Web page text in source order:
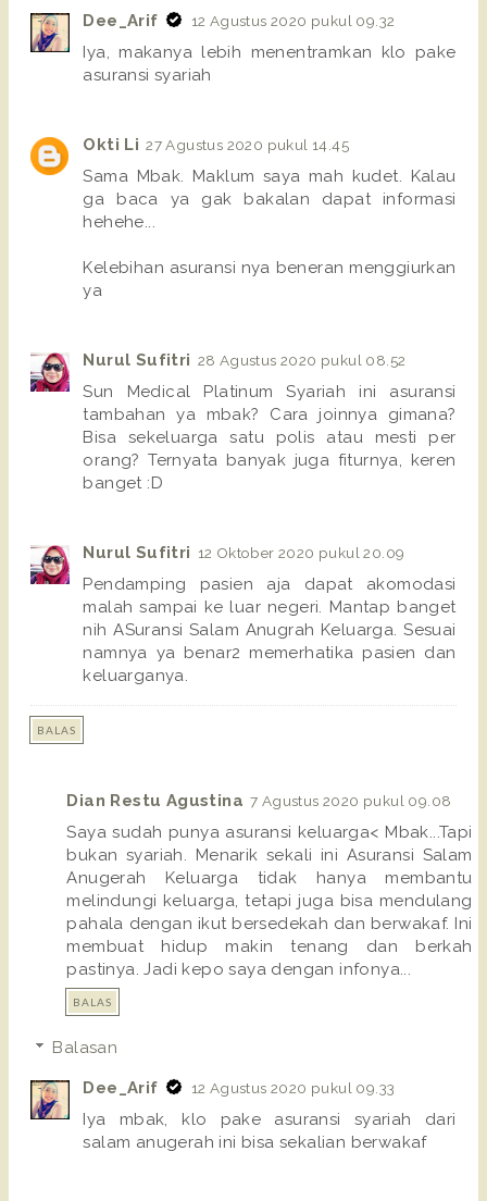
Dee_Arif 12 Agustus 2020 pukul 09.32
Iya, makanya lebih menentramkan klo pake
asuransi syariah
Okti Li 27 Agustus 2020 pukul 14.45
Sama Mbak. Maklum saya mah kudet. Kalau
ga baca ya gak bakalan dapat informasi
hehehe...
Kelebihan asuransi nya beneran menggiurkan
ya
Nurul Sufitri 28 Agustus 2020 pukul 08.52
Sun Medical Platinum Syariah ini asuransi
tambahan ya mbak? Cara joinnya gimana?
Bisa sekeluarga satu polis atau mesti per
orang? Ternyata banyak juga fiturnya, keren
banget :D
Nurul Sufitri 12 Oktober 2020 pukul 20.09
Pendamping pasien aja dapat akomodasi
malah sampai ke luar negeri. Mantap banget
nih ASuransi Salam Anugrah Keluarga. Sesuai
namnya ya benar2 memerhatika pasien dan
keluarganya.
BALAS
Dian Restu Agustina 7 Agustus 2020 pukul 09.08
Saya sudah punya asuransi keluarga< Mbak...Tapi
bukan syariah. Menarik sekali ini Asuransi Salam
Anugerah Keluarga tidak hanya membantu
melindungi keluarga, tetapi juga bisa mendulang
pahala dengan ikut bersedekah dan berwakaf. Ini
membuat hidup makin tenang dan berkah
pastinya. Jadi kepo saya dengan infonya...
BALAS
Balasan
Dee_Arif 12 Agustus 2020 pukul 09.33
Iya mbak, klo pake asuransi syariah dari
salam anugerah ini bisa sekalian berwakaf